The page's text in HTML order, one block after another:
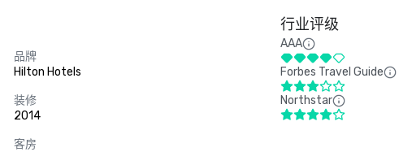
品牌
Hilton Hotels
装修
2014
客房
行业评级
AAA
Forbes Travel Guide
Northstar